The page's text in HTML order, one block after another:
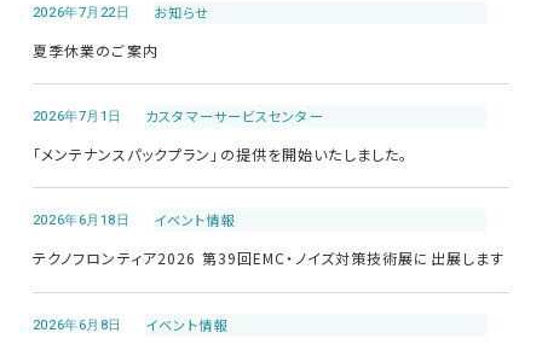
RF関連製品・試験システム
EMCソリューションセンター
修理・校正
お問い合わせ
サポートデスク
2026年7月22日 お知らせ
夏季休業のご案内
2026年7月1日 カスタマーサービスセンター
「メンテナンスパックプラン」の提供を開始いたしました。
2026年6月18日 イベント情報
テクノフロンティア2026 第39回EMC・ノイズ対策技術展に出展します
2026年6月8日 イベント情報